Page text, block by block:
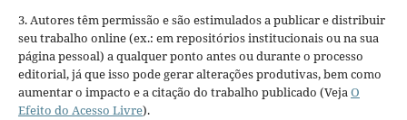
3. Autores têm permissão e são estimulados a publicar e distribuir
seu trabalho online (ex.: em repositórios institucionais ou na sua
página pessoal) a qualquer ponto antes ou durante o processo
editorial, já que isso pode gerar alterações produtivas, bem como
aumentar o impacto e a citação do trabalho publicado (VejaO
Efeito do Acesso Livre).